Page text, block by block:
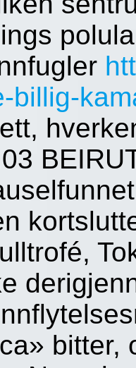
billig-
bitter,